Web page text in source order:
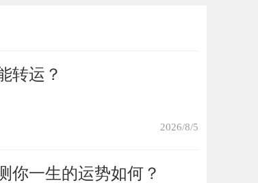
有心照不宣，心心相印之
镜子谐音进子，在某些地
兴替；以人为镜，可以
转运？
2026/8/5
你一生的运势如何？